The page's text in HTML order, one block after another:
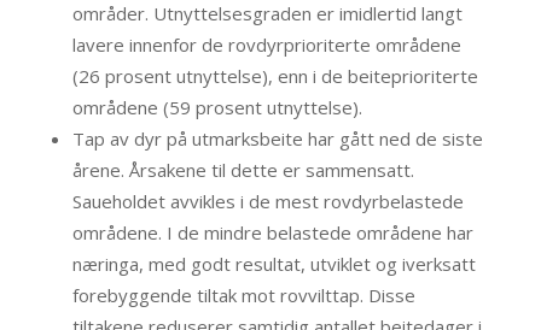
områder. Utnyttelsesgraden er imidlertid langt
lavere innenfor de rovdyrprioriterte områdene
(26 prosent utnyttelse), enn i de beiteprioriterte
områdene (59 prosent utnyttelse).
Tap av dyr på utmarksbeite har gått ned de siste
årene. Årsakene til dette er sammensatt.
Saueholdet avvikles i de mest rovdyrbelastede
områdene. I de mindre belastede områdene har
næringa, med godt resultat, utviklet og iverksatt
forebyggende tiltak mot rovvilttap. Disse